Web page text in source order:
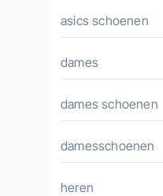
asics schoenen
dames
dames schoenen
damesschoenen
heren